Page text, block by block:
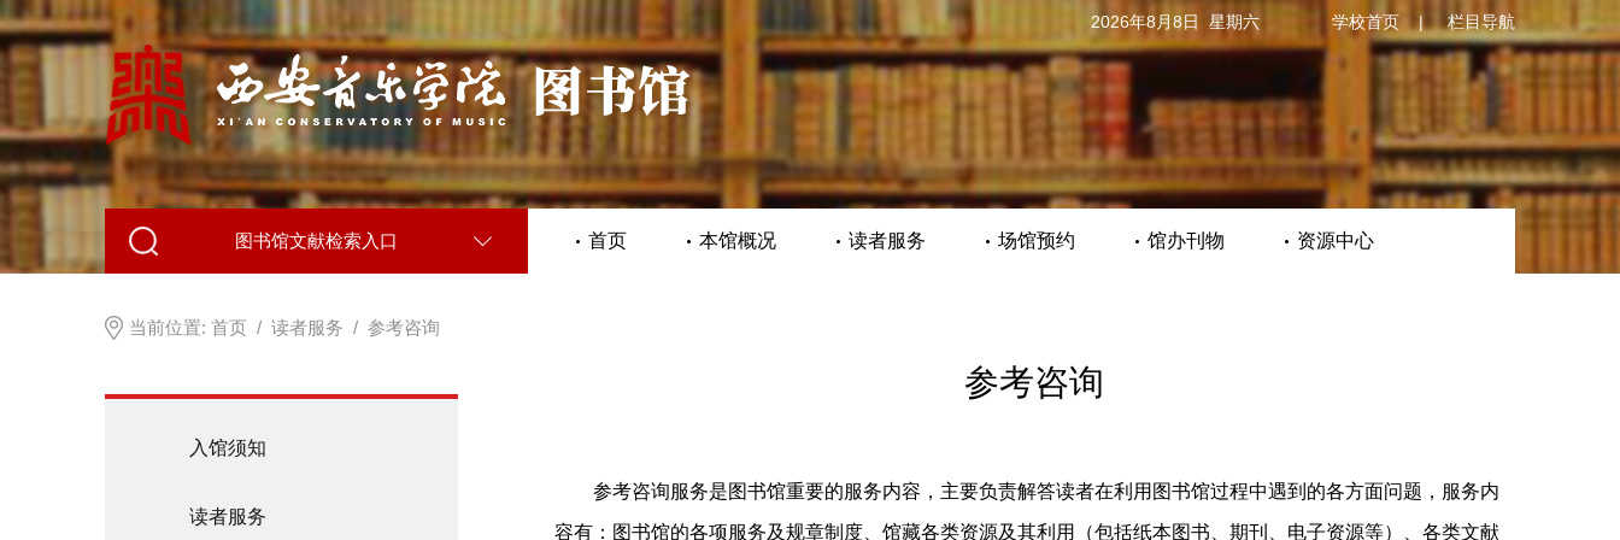
学校首页 | 栏目导航
2026年8月8日 星期六
图书馆文献检索入口 首页 本馆概况 读者服务 场馆预约 馆办刊物 资源中心
当前位置: 首页 / 读者服务 / 参考咨询
入馆须知
读者服务
参考咨询
参考咨询服务是图书馆重要的服务内容，主要负责解答读者在利用图书馆过程中遇到的各方面问题，服务内
容有：图书馆的各项服务及规章制度、馆藏各类资源及其利用（包括纸本图书、期刊、电子资源等）、各类文献